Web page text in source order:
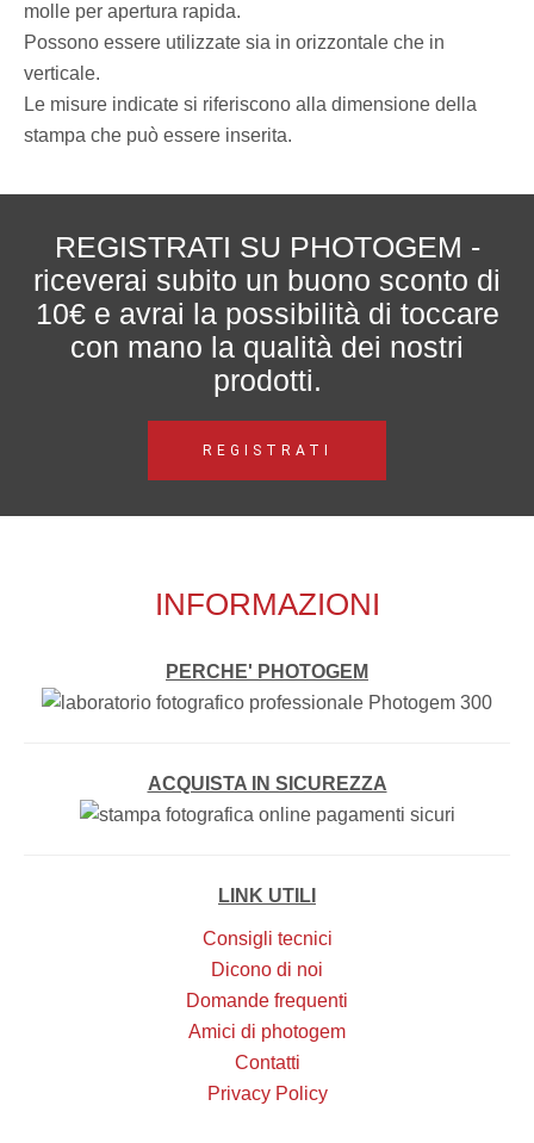
molle per apertura rapida.
Possono essere utilizzate sia in orizzontale che in
verticale.
Le misure indicate si riferiscono alla dimensione della
stampa che può essere inserita.
REGISTRATI SU PHOTOGEM -
riceverai subito un buono sconto di
10€ e avrai la possibilità di toccare
con mano la qualità dei nostri
prodotti.
REGISTRATI
INFORMAZIONI
PERCHE' PHOTOGEM
ACQUISTA IN SICUREZZA
LINK UTILI
Consigli tecnici
Dicono di noi
Domande frequenti
Amici di photogem
Contatti
Privacy Policy